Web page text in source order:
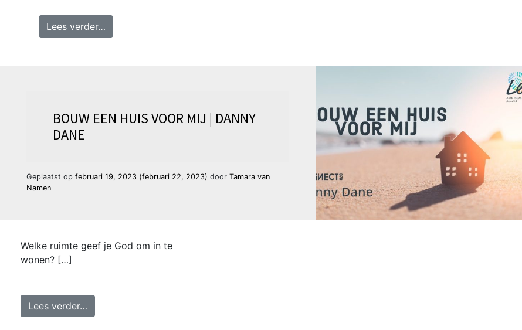
Lees verder…
BOUW EEN HUIS VOOR MIJ | DANNY
DANE
Geplaatst op februari 19, 2023(februari 22, 2023) door Tamara van
Namen
Welke ruimte geef je God om in te
wonen? […]
Lees verder…